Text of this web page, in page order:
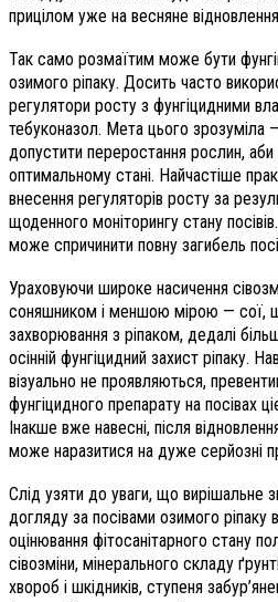
прицілом уже на весняне відновлення
Так само розмаїтим може бути
озимого ріпаку. Досить часто
регулятори росту з фунгіцидними
тебуконазол. Мета цього зрозуміла
допустити переростання рослин, аби
оптимальному стані. Найчастіше
внесення регуляторів росту за
щоденного моніторингу стану
може спричинити повну загибель
Ураховуючи широке насичення
соняшником і меншою мірою — сої,
захворювання з ріпаком, дедалі
осінній фунгіцидний захист ріпаку.
візуально не проявляються,
фунгіцидного препарату на посівах
Інакше вже навесні, після
може наразитися на дуже серйозні
Слід узяти до уваги, що вирішальне
догляду за посівами озимого ріпаку
оцінювання фітосанітарного стану
сівозміни, мінерального складу
хвороб і шкідників, ступеня